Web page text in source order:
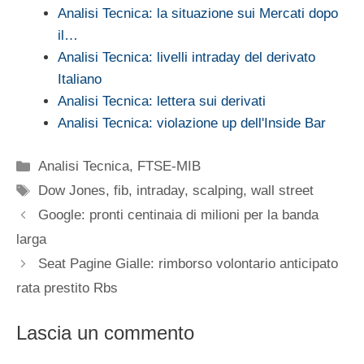
Analisi Tecnica: la situazione sui Mercati dopo
il…
Analisi Tecnica: livelli intraday del derivato
Italiano
Analisi Tecnica: lettera sui derivati
Analisi Tecnica: violazione up dell'Inside Bar
Categorie
Analisi Tecnica, FTSE-MIB
Tag
Dow Jones,fib, intraday,scalping,wall street
Google: pronti centinaia di milioni per la banda
larga
Seat Pagine Gialle: rimborso volontario anticipato
rata prestito Rbs
Lascia un commento